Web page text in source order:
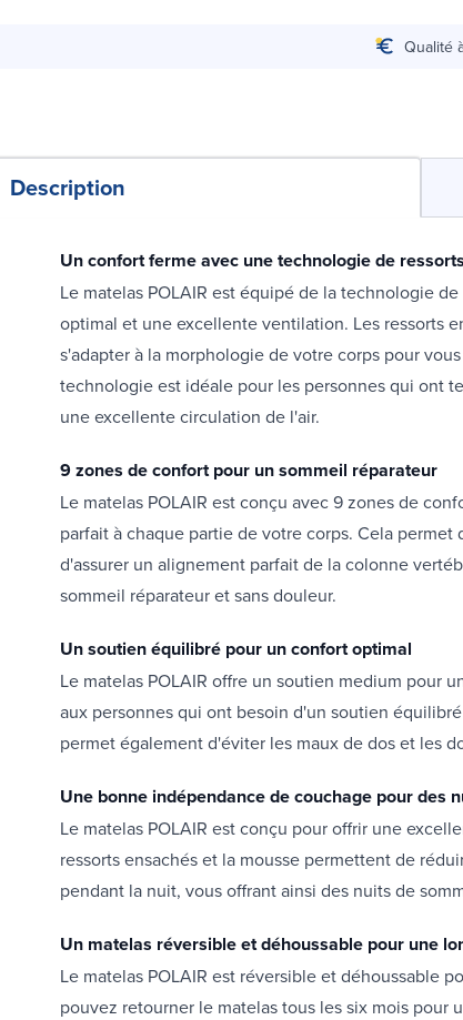
Qualité
Description
Un confort ferme avec une technologie de
Le matelas POLAIR est équipé de la technologie
optimal et une excellente ventilation. Les ressorts
s'adapter à la morphologie de votre corps pour
technologie est idéale pour les personnes qui ont
une excellente circulation de l'air.
9 zones de confort pour un sommeil réparateur
Le matelas POLAIR est conçu avec 9 zones de
parfait à chaque partie de votre corps. Cela
d'assurer un alignement parfait de la colonne
sommeil réparateur et sans douleur.
Un soutien équilibré pour un confort optimal
Le matelas POLAIR offre un soutien medium pour
aux personnes qui ont besoin d'un soutien
permet également d'éviter les maux de dos et les
Une bonne indépendance de couchage pour des
Le matelas POLAIR est conçu pour offrir une
ressorts ensachés et la mousse permettent de
pendant la nuit, vous offrant ainsi des nuits de
Un matelas réversible et déhoussable pour une
Le matelas POLAIR est réversible et déhoussable
pouvez retourner le matelas tous les six mois pour